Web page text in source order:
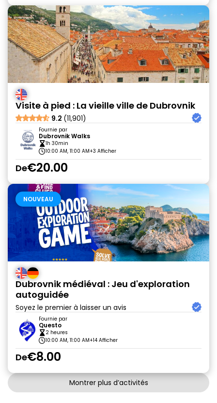
Visite à pied : La vieille ville de Dubrovnik
9.2 (11,901)
Fournie par
Dubrovnik Walks
1h 30min
10:00 AM, 11:00 AM+3 Afficher
De€20.00
NOUVEAU
Dubrovnik médiéval : Jeu d'exploration
autoguidée
Soyez le premier à laisser un avis
Fournie par
Questo
2 heures
10:00 AM, 11:00 AM+14 Afficher
De€8.00
Montrer plus d’activités